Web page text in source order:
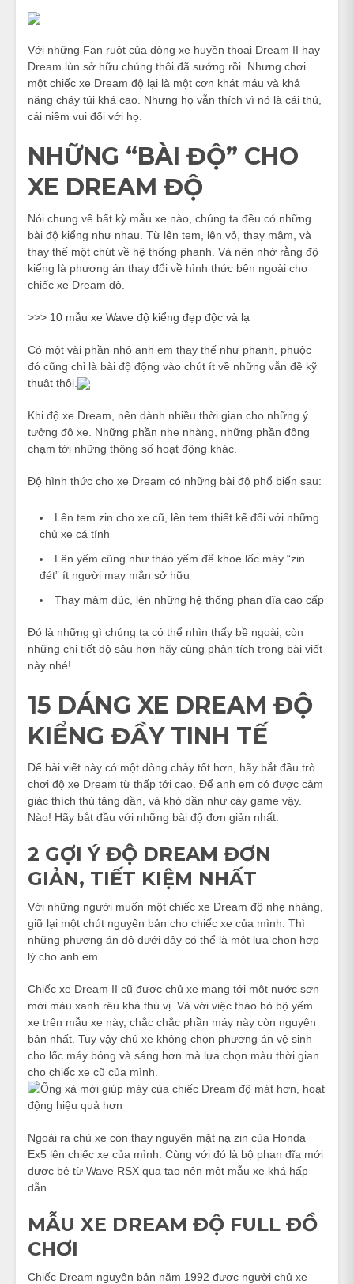
Với những Fan ruột của dòng xe huyền thoại Dream II hay
Dream lùn sở hữu chúng thôi đã sướng rồi. Nhưng chơi
một chiếc xe Dream độ lại là một cơn khát máu và khả
năng cháy túi khá cao. Nhưng họ vẫn thích vì nó là cái thú,
cái niềm vui đối với họ.
NHỮNG “BÀI ĐỘ” CHO
XE DREAM ĐỘ
Nói chung về bất kỳ mẫu xe nào, chúng ta đều có những
bài độ kiểng như nhau. Từ lên tem, lên vỏ, thay mâm, và
thay thế một chút về hệ thống phanh. Và nên nhớ rằng độ
kiểng là phương án thay đổi về hình thức bên ngoài cho
chiếc xe Dream độ.
>>> 10 mẫu xe Wave độ kiểng đẹp độc và lạ
Có một vài phần nhỏ anh em thay thế như phanh, phuộc
đó cũng chỉ là bài độ động vào chút ít về những vẫn đề kỹ
thuật thôi.
Khi độ xe Dream, nên dành nhiều thời gian cho những ý
tưởng độ xe. Những phần nhẹ nhàng, những phần động
chạm tới những thông số hoạt động khác.
Độ hình thức cho xe Dream có những bài độ phổ biến sau:
Lên tem zin cho xe cũ, lên tem thiết kế đối với những
chủ xe cá tính
Lên yếm cũng như thảo yếm để khoe lốc máy “zin
đét” ít người may mắn sở hữu
Thay mâm đúc, lên những hệ thống phan đĩa cao cấp
Đó là những gì chúng ta có thể nhìn thấy bề ngoài, còn
những chi tiết độ sâu hơn hãy cùng phân tích trong bài viết
này nhé!
15 DÁNG XE DREAM ĐỘ
KIỂNG ĐẦY TINH TẾ
Để bài viết này có một dòng chảy tốt hơn, hãy bắt đầu trò
chơi độ xe Dream từ thấp tới cao. Để anh em có được cảm
giác thích thú tăng dần, và khó dần như cày game vậy.
Nào! Hãy bắt đầu với những bài độ đơn giản nhất.
2 GỢI Ý ĐỘ DREAM ĐƠN
GIẢN, TIẾT KIỆM NHẤT
Với những người muốn một chiếc xe Dream độ nhẹ nhàng,
giữ lại một chút nguyên bản cho chiếc xe của mình. Thì
những phương án độ dưới đây có thể là một lựa chọn hợp
lý cho anh em.
Chiếc xe Dream II cũ được chủ xe mang tới một nước sơn
mới màu xanh rêu khá thú vị. Và với việc tháo bỏ bộ yếm
xe trên mẫu xe này, chắc chắc phần máy này còn nguyên
bản nhất. Tuy vậy chủ xe không chọn phương án vệ sinh
cho lốc máy bóng và sáng hơn mà lựa chọn màu thời gian
cho chiếc xe cũ của mình.
Ngoài ra chủ xe còn thay nguyên mặt nạ zin của Honda
Ex5 lên chiếc xe của mình. Cùng với đó là bộ phan đĩa mới
được bê từ Wave RSX qua tạo nên một mẫu xe khá hấp
dẫn.
MẪU XE DREAM ĐỘ FULL ĐỒ
CHƠI
Chiếc Dream nguyên bản năm 1992 được người chủ xe